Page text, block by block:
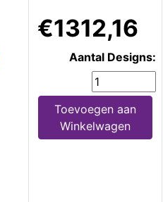
€1312,16
Aantal Designs:
Toevoegen aan
Winkelwagen